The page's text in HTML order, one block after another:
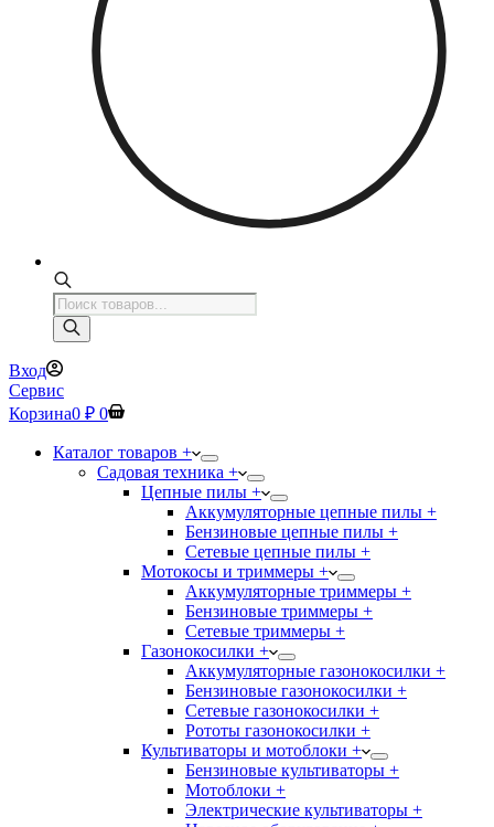
Поиск
товаров
Вход
Сервис
Корзина0 ₽ 0
Каталог товаров +
Садовая техника +
Цепные пилы +
Аккумуляторные цепные пилы +
Бензиновые цепные пилы +
Сетевые цепные пилы +
Мотокосы и триммеры +
Аккумуляторные триммеры +
Бензиновые триммеры +
Сетевые триммеры +
Газонокосилки +
Аккумуляторные газонокосилки +
Бензиновые газонокосилки +
Сетевые газонокосилки +
Рототы газонокосилки +
Культиваторы и мотоблоки +
Бензиновые культиваторы +
Мотоблоки +
Электрические культиваторы +